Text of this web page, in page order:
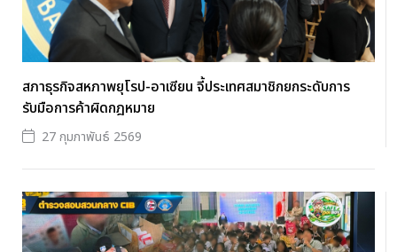
สภาธุรกิจสหภาพยุโรป-อาเซียน จี้ประเทศสมาชิกยกระดับการ
รับมือการค้าผิดกฎหมาย
27 กุมภาพันธ์ 2569